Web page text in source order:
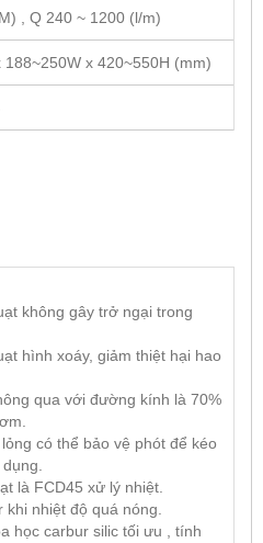
, Q 240 ~ 1200 (l/m)
188~250W x 420~550H (mm)
gây trở ngại trong
xoáy, giảm thiệt hại hao
qua với đường kính là 70%
có thể bảo vệ phót để kéo
FCD45 xử lý nhiệt.
nhiệt độ quá nóng.
carbur silic tối ưu , tính